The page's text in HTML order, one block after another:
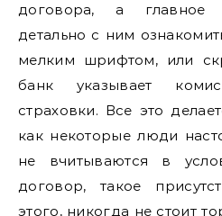
договора, а главное
детально с ним
мелким шрифтом, или
банк указывает
страховки. Все это
как некоторые люди
не вчитываются в
договор, такое
этого, никогда не стоит